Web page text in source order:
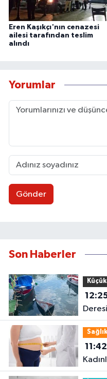
Eren Kaşıkçı'nın cenazesi
ailesi tarafından teslim
alındı
Yorumlar
Gönder
Son Haberler
Sağlık
11:42